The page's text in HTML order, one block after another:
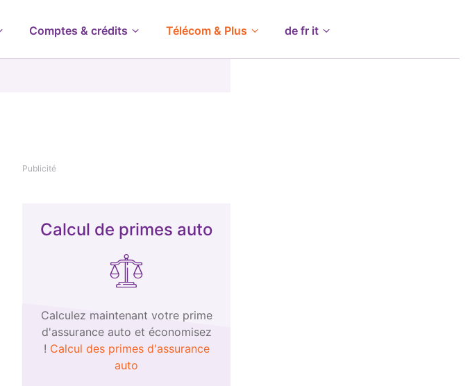
Comptes & crédits Télécom & Plus de fr it
Publicité
Calcul de primes auto
Calculez maintenant votre prime
d'assurance auto et économisez
! Calcul des primes d'assurance
auto